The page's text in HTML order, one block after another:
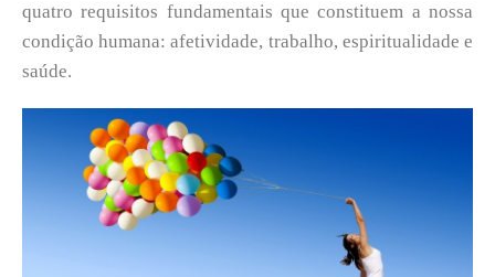
quatro requisitos fundamentais que constituem a nossa
condição humana: afetividade, trabalho, espiritualidade e
saúde.